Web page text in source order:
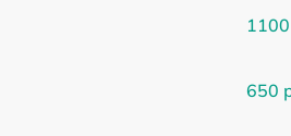
650